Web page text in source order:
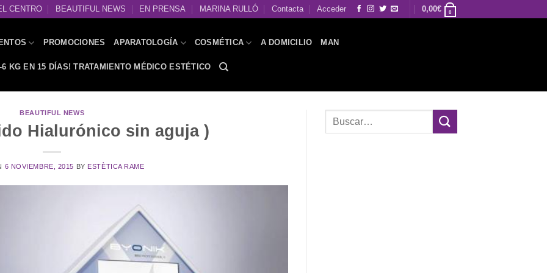
CENTRO BEAUTIFUL NEWS EN PRENSA MARINA RULLÓ Contacta Acceder 0,00€ 0
PROMOCIONES APARATOLOGÍA COSMÉTICA A DOMICILIO MAN
6 KG EN 15 DÍAS! TRATAMIENTO MÉDICO ESTÉTICO
BEAUTIFUL NEWS
Hialurónico sin aguja )
6 NOVIEMBRE, 2015 BY ESTÈTICA RAME